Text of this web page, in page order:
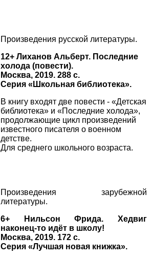
Произведения русской литературы.
12+ Лиханов Альберт. Последние
холода (повести).
Москва, 2019. 288 с.
Серия «Школьная библиотека».
В книгу входят две повести - «Детская
библиотека» и «Последние холода»,
продолжающие цикл произведений
известного писателя о военном
детстве.
Для среднего школьного возраста.
Произведения зарубежной
литературы.
6+ Нильсон Фрида. Хедвиг
наконец-то идёт в школу!
Москва, 2019. 172 с.
Серия «Лучшая новая книжка».